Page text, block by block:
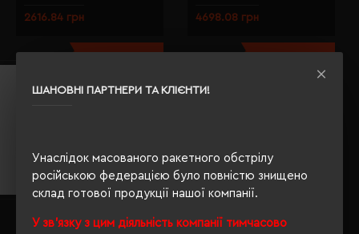
ШАНОВНІ ПАРТНЕРИ ТА КЛІЄНТИ!
Унаслідок масованого ракетного обстрілу
російською федерацією було повністю знищено
склад готової продукції нашої компанії.
У зв'язку з цим діяльність компанії тимчасово
2616.84 грн 4698.08 грн
Рюкзак міський антизлодій
Metrosafe LS350 хакі - 30430221
Pacsafe Metrosafe LS450 чорний